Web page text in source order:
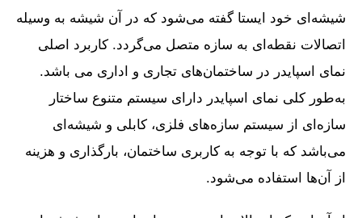
شیشه‌ای خود ایستا گفته می‌شود که در آن شیشه به وسیله
اتصالات نقطه‌ای به سازه متصل می‌گردد. کاربرد اصلی
نمای اسپایدر در ساختمان‌های تجاری و اداری می باشد.
به‌طور کلی نمای اسپایدر دارای سیستم متنوع ساختار
سازه‌ای از سیستم سازه‌های فلزی، کابلی و شیشه‌ای
می‌باشد که با توجه به کاربری ساختمان، بارگذاری و هزینه
از آن‌ها استفاده می‌شود.